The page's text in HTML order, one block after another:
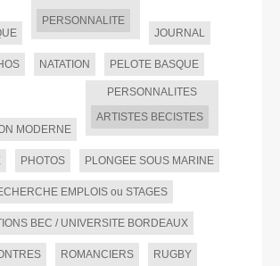
PERSONNALITE
JOURNAL
NATATION PELOTE BASQUE
MODERNE
PERSONNALITES
ARTISTES BECISTES
PHOTOS PLONGEE SOUS MARINE
EMPLOIS ou STAGES
BEC / UNIVERSITE BORDEAUX
ROMANCIERS RUGBY